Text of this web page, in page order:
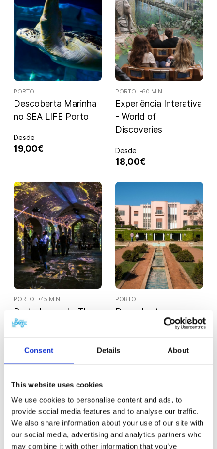
Consent Details About
This website uses cookies
We use cookies to personalise content and ads, to
provide social media features and to analyse our traffic.
We also share information about your use of our site with
our social media, advertising and analytics partners who
may combine it with other information that you’ve
PORTO
Descoberta Marinha
no SEA LIFE Porto
Desde
19,00€
PORTO 60 MIN.
Experiência Interativa
- World of
Discoveries
Desde
18,00€
PORTO 45 MIN.
Porto Legends: The
Underground
PORTO
Descoberta do
Parque de Serralves
15,00€